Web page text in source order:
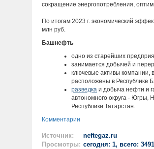
сокращение энергопотребления,
По итогам 2023 г. экономический
млн руб.
Башнефть
одно из старейших
занимается добычей и
ключевые активы
расположены в Республике
разведка и добыча нефти и
автономного округа - Югры,
Республики Татарстан.
Комментарии
Источник:
neftegaz.ru
Просмотры: сегодня: 1, всего: 3491